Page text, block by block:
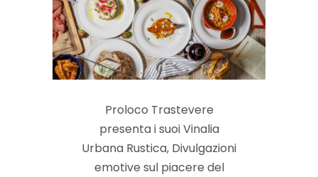
Proloco Trastevere
presenta i suoi Vinalia
Urbana Rustica, Divulgazioni
emotive sul piacere del